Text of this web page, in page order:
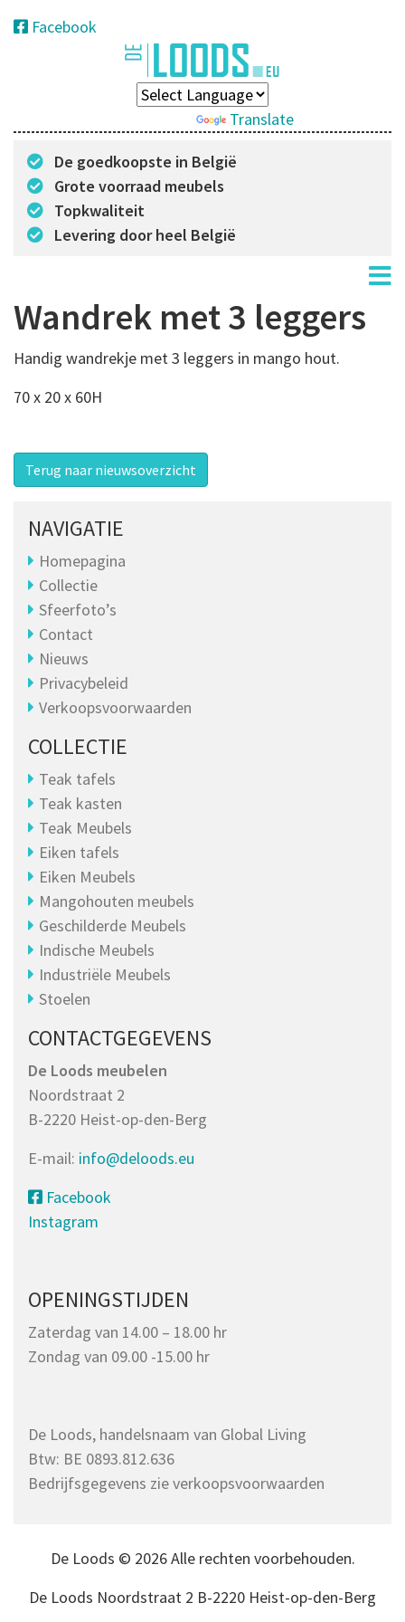
Facebook
Translate
De goedkoopste in België
Grote voorraad meubels
Topkwaliteit
Levering door heel België
Wandrek met 3 leggers
Handig wandrekje met 3 leggers in mango hout.
70 x 20 x 60H
Terug naar nieuwsoverzicht
NAVIGATIE
Homepagina
Collectie
Sfeerfoto’s
Contact
Nieuws
Privacybeleid
Verkoopsvoorwaarden
COLLECTIE
Teak tafels
Teak kasten
Teak Meubels
Eiken tafels
Eiken Meubels
Mangohouten meubels
Geschilderde Meubels
Indische Meubels
Industriële Meubels
Stoelen
CONTACTGEGEVENS
De Loods meubelen
Noordstraat 2
B-2220 Heist-op-den-Berg
E-mail: info@deloods.eu
Facebook
Instagram
OPENINGSTIJDEN
Zaterdag van 14.00 – 18.00 hr
Zondag van 09.00 -15.00 hr
De Loods, handelsnaam van Global Living
Btw: BE 0893.812.636
Bedrijfsgegevens zie verkoopsvoorwaarden
De Loods © 2026 Alle rechten voorbehouden.
De Loods Noordstraat 2 B-2220 Heist-op-den-Berg